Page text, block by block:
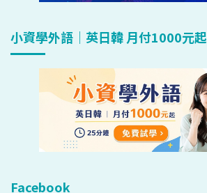
小資學外語｜英日韓 月付1000元起
Facebook